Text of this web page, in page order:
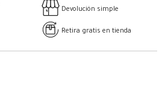
Devolución simple
Retira gratis en tienda